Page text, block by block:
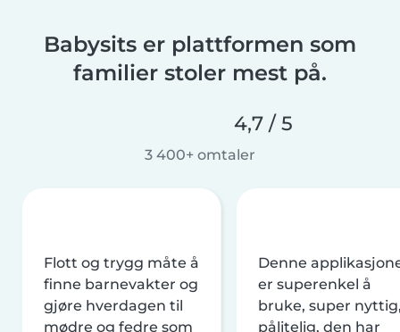
Babysits er plattformen som
familier stoler mest på.
4,7 / 5
3 400+ omtaler
Flott og trygg måte å
finne barnevakter og
gjøre hverdagen til
mødre og fedre som
Denne
er superenkel å
bruke, super
pålitelig, den har